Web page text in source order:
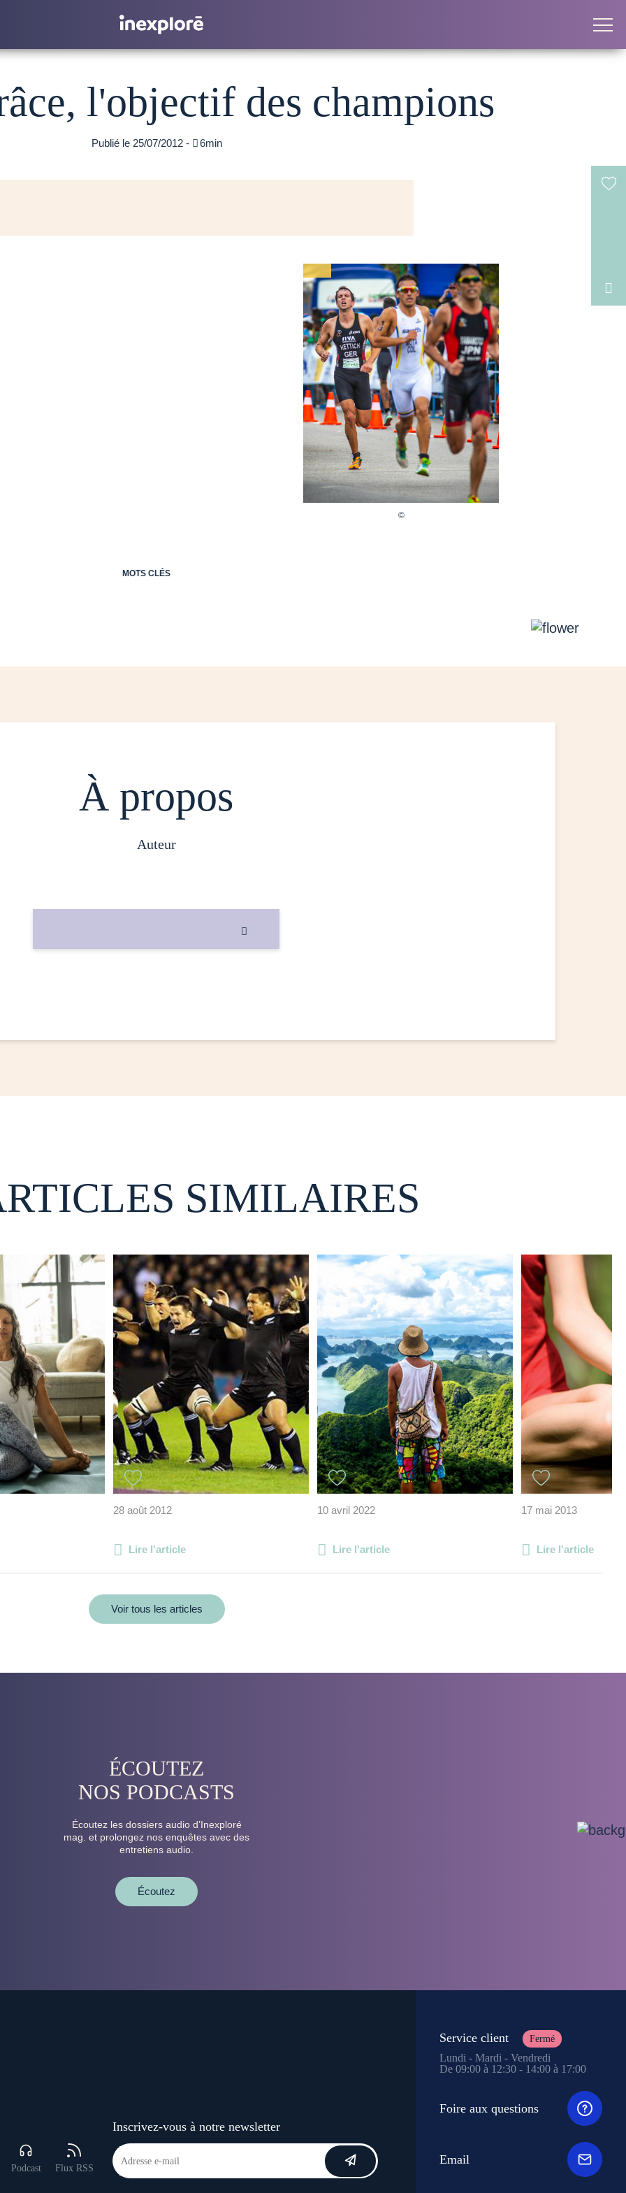
l'objectif des champions
Publié le 25/07/2012 - 6min

MOTS CLÉS
À propos
auteur

SIMILAIRES
28 août 2012
Lire l'article
10 avril 2022
Lire l'article
17 mai 2013
Lire l'article
Voir tous les articles
ÉCOUTEZ
NOS PODCASTS
Écoutez les dossiers audio d’Inexploré
mag. et prolongez nos enquêtes avec des
entretiens audio.
Écoutez
Podcast Flux RSS
Inscrivez-vous à notre newsletter
Service client Fermé
Lundi - Mardi - Vendredi
De 09:00 à 12:30 - 14:00 à 17:00
Foire aux questions
Email